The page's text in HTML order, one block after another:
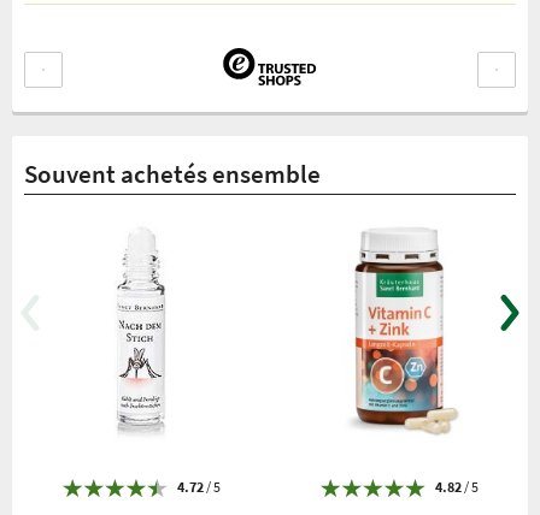
Souvent achetés ensemble
4.72/ 5 4.82/ 5